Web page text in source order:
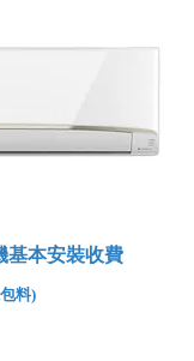
基本安裝收費
料)